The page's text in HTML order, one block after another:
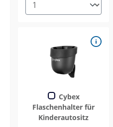
Cybex
Flaschenhalter für
Kinderautositz